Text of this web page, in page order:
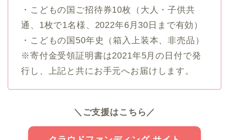
・こどもの国ご招待券10枚（大人・子供共
通、1枚で1名様、2022年6月30日まで有効）
・こどもの国50年史（箱入上装本、非売品）
※寄付金受領証明書は2021年5月の日付で発
行し、上記と共にお手元へお届けします。
＼ご支援はこちら／